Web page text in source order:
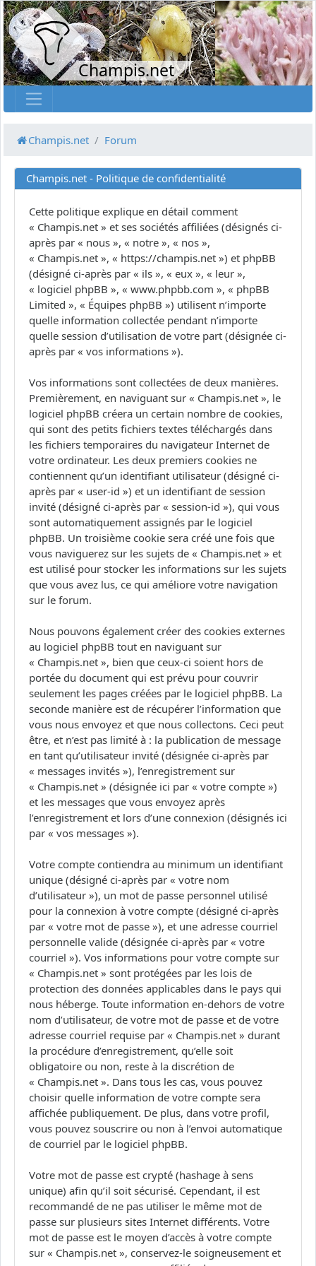
Champis.net
Champis.net Forum
Champis.net - Politique de confidentialité
Cette politique explique en détail comment
« Champis.net » et ses sociétés affiliées (désignés ci-
après par « nous », « notre », « nos »,
« Champis.net », « https://champis.net ») et phpBB
(désigné ci-après par « ils », « eux », « leur »,
« logiciel phpBB », « www.phpbb.com », « phpBB
Limited », « Équipes phpBB ») utilisent n’importe
quelle information collectée pendant n’importe
quelle session d’utilisation de votre part (désignée ci-
après par « vos informations »).
Vos informations sont collectées de deux manières.
Premièrement, en naviguant sur « Champis.net », le
logiciel phpBB créera un certain nombre de cookies,
qui sont des petits fichiers textes téléchargés dans
les fichiers temporaires du navigateur Internet de
votre ordinateur. Les deux premiers cookies ne
contiennent qu’un identifiant utilisateur (désigné ci-
après par « user-id ») et un identifiant de session
invité (désigné ci-après par « session-id »), qui vous
sont automatiquement assignés par le logiciel
phpBB. Un troisième cookie sera créé une fois que
vous naviguerez sur les sujets de « Champis.net » et
est utilisé pour stocker les informations sur les sujets
que vous avez lus, ce qui améliore votre navigation
sur le forum.
Nous pouvons également créer des cookies externes
au logiciel phpBB tout en naviguant sur
« Champis.net », bien que ceux-ci soient hors de
portée du document qui est prévu pour couvrir
seulement les pages créées par le logiciel phpBB. La
seconde manière est de récupérer l’information que
vous nous envoyez et que nous collectons. Ceci peut
être, et n’est pas limité à : la publication de message
en tant qu’utilisateur invité (désignée ci-après par
« messages invités »), l’enregistrement sur
« Champis.net » (désignée ici par « votre compte »)
et les messages que vous envoyez après
l’enregistrement et lors d’une connexion (désignés ici
par « vos messages »).
Votre compte contiendra au minimum un identifiant
unique (désigné ci-après par « votre nom
d’utilisateur »), un mot de passe personnel utilisé
pour la connexion à votre compte (désigné ci-après
par « votre mot de passe »), et une adresse courriel
personnelle valide (désignée ci-après par « votre
courriel »). Vos informations pour votre compte sur
« Champis.net » sont protégées par les lois de
protection des données applicables dans le pays qui
nous héberge. Toute information en-dehors de votre
nom d’utilisateur, de votre mot de passe et de votre
adresse courriel requise par « Champis.net » durant
la procédure d’enregistrement, qu’elle soit
obligatoire ou non, reste à la discrétion de
« Champis.net ». Dans tous les cas, vous pouvez
choisir quelle information de votre compte sera
affichée publiquement. De plus, dans votre profil,
vous pouvez souscrire ou non à l’envoi automatique
de courriel par le logiciel phpBB.
Votre mot de passe est crypté (hashage à sens
unique) afin qu’il soit sécurisé. Cependant, il est
recommandé de ne pas utiliser le même mot de
passe sur plusieurs sites Internet différents. Votre
mot de passe est le moyen d’accès à votre compte
sur « Champis.net », conservez-le soigneusement et